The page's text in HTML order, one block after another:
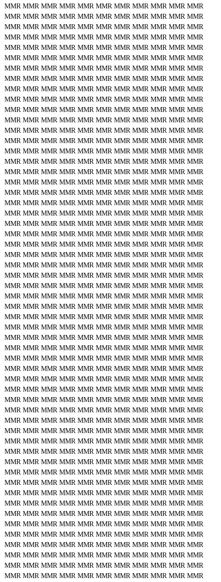
MMR MMR MMR MMR MMR MMR MMR MMR MMR MMR MMR
MMR MMR MMR MMR MMR MMR MMR MMR MMR MMR MMR
MMR MMR MMR MMR MMR MMR MMR MMR MMR MMR MMR
MMR MMR MMR MMR MMR MMR MMR MMR MMR MMR MMR
MMR MMR MMR MMR MMR MMR MMR MMR MMR MMR MMR
MMR MMR MMR MMR MMR MMR MMR MMR MMR MMR MMR
MMR MMR MMR MMR MMR MMR MMR MMR MMR MMR MMR
MMR MMR MMR MMR MMR MMR MMR MMR MMR MMR MMR
MMR MMR MMR MMR MMR MMR MMR MMR MMR MMR MMR
MMR MMR MMR MMR MMR MMR MMR MMR MMR MMR MMR
MMR MMR MMR MMR MMR MMR MMR MMR MMR MMR MMR
MMR MMR MMR MMR MMR MMR MMR MMR MMR MMR MMR
MMR MMR MMR MMR MMR MMR MMR MMR MMR MMR MMR
MMR MMR MMR MMR MMR MMR MMR MMR MMR MMR MMR
MMR MMR MMR MMR MMR MMR MMR MMR MMR MMR MMR
MMR MMR MMR MMR MMR MMR MMR MMR MMR MMR MMR
MMR MMR MMR MMR MMR MMR MMR MMR MMR MMR MMR
MMR MMR MMR MMR MMR MMR MMR MMR MMR MMR MMR
MMR MMR MMR MMR MMR MMR MMR MMR MMR MMR MMR
MMR MMR MMR MMR MMR MMR MMR MMR MMR MMR MMR
MMR MMR MMR MMR MMR MMR MMR MMR MMR MMR MMR
MMR MMR MMR MMR MMR MMR MMR MMR MMR MMR MMR
MMR MMR MMR MMR MMR MMR MMR MMR MMR MMR MMR
MMR MMR MMR MMR MMR MMR MMR MMR MMR MMR MMR
MMR MMR MMR MMR MMR MMR MMR MMR MMR MMR MMR
MMR MMR MMR MMR MMR MMR MMR MMR MMR MMR MMR
MMR MMR MMR MMR MMR MMR MMR MMR MMR MMR MMR
MMR MMR MMR MMR MMR MMR MMR MMR MMR MMR MMR
MMR MMR MMR MMR MMR MMR MMR MMR MMR MMR MMR
MMR MMR MMR MMR MMR MMR MMR MMR MMR MMR MMR
MMR MMR MMR MMR MMR MMR MMR MMR MMR MMR MMR
MMR MMR MMR MMR MMR MMR MMR MMR MMR MMR MMR
MMR MMR MMR MMR MMR MMR MMR MMR MMR MMR MMR
MMR MMR MMR MMR MMR MMR MMR MMR MMR MMR MMR
MMR MMR MMR MMR MMR MMR MMR MMR MMR MMR MMR
MMR MMR MMR MMR MMR MMR MMR MMR MMR MMR MMR
MMR MMR MMR MMR MMR MMR MMR MMR MMR MMR MMR
MMR MMR MMR MMR MMR MMR MMR MMR MMR MMR MMR
MMR MMR MMR MMR MMR MMR MMR MMR MMR MMR MMR
MMR MMR MMR MMR MMR MMR MMR MMR MMR MMR MMR
MMR MMR MMR MMR MMR MMR MMR MMR MMR MMR MMR
MMR MMR MMR MMR MMR MMR MMR MMR MMR MMR MMR
MMR MMR MMR MMR MMR MMR MMR MMR MMR MMR MMR
MMR MMR MMR MMR MMR MMR MMR MMR MMR MMR MMR
MMR MMR MMR MMR MMR MMR MMR MMR MMR MMR MMR
MMR MMR MMR MMR MMR MMR MMR MMR MMR MMR MMR
MMR MMR MMR MMR MMR MMR MMR MMR MMR MMR MMR
MMR MMR MMR MMR MMR MMR MMR MMR MMR MMR MMR
MMR MMR MMR MMR MMR MMR MMR MMR MMR MMR MMR
MMR MMR MMR MMR MMR MMR MMR MMR MMR MMR MMR
MMR MMR MMR MMR MMR MMR MMR MMR MMR MMR MMR
MMR MMR MMR MMR MMR MMR MMR MMR MMR MMR MMR
MMR MMR MMR MMR MMR MMR MMR MMR MMR MMR MMR
MMR MMR MMR MMR MMR MMR MMR MMR MMR MMR MMR
MMR MMR MMR MMR MMR MMR MMR MMR MMR MMR MMR
MMR MMR MMR MMR MMR MMR MMR MMR MMR MMR MMR